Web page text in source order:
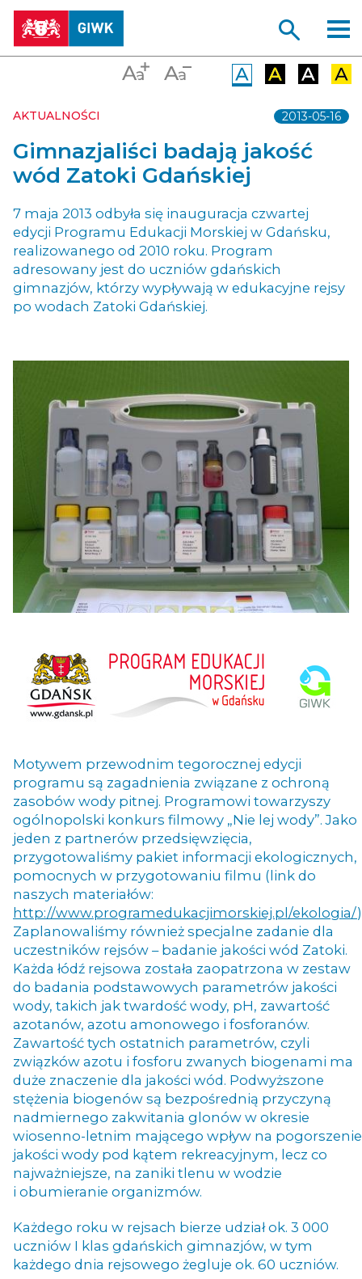
2013-05-16
AKTUALNOŚCI
Gimnazjaliści badają jakość
wód Zatoki Gdańskiej
7 maja 2013 odbyła się inauguracja czwartej
edycji Programu Edukacji Morskiej w Gdańsku,
realizowanego od 2010 roku. Program
adresowany jest do uczniów gdańskich
gimnazjów, którzy wypływają w edukacyjne rejsy
po wodach Zatoki Gdańskiej.
Motywem przewodnim tegorocznej edycji
programu są zagadnienia związane z ochroną
zasobów wody pitnej. Programowi towarzyszy
ogólnopolski konkurs filmowy „Nie lej wody”. Jako
jeden z partnerów przedsięwzięcia,
przygotowaliśmy pakiet informacji ekologicznych,
pomocnych w przygotowaniu filmu (link do
naszych materiałów:
http://www.programedukacjimorskiej.pl/ekologia/
Zaplanowaliśmy również specjalne zadanie dla
uczestników rejsów – badanie jakości wód Zatoki.
Każda łódź rejsowa została zaopatrzona w zestaw
do badania podstawowych parametrów jakości
wody, takich jak twardość wody, pH, zawartość
azotanów, azotu amonowego i fosforanów.
Zawartość tych ostatnich parametrów, czyli
związków azotu i fosforu zwanych biogenami ma
duże znaczenie dla jakości wód. Podwyższone
stężenia biogenów są bezpośrednią przyczyną
nadmiernego zakwitania glonów w okresie
wiosenno-letnim mającego wpływ na pogorszenie
jakości wody pod kątem rekreacyjnym, lecz co
najważniejsze, na zaniki tlenu w wodzie
i obumieranie organizmów.
Każdego roku w rejsach bierze udział ok. 3 000
uczniów I klas gdańskich gimnazjów, w tym
każdego dnia rejsowego żegluje ok. 60 uczniów.